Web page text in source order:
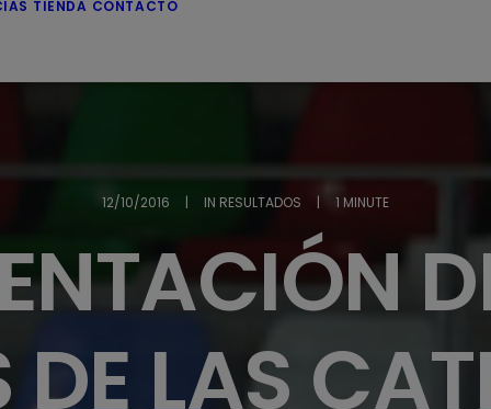
TIENDA CONTACTO
12/10/2016 | IN RESULTADOS | 1 MINUTE
DE LAS